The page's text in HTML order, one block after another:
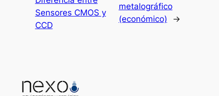
Sensores CMOS y
CCD
metalográfico
(económico)
→